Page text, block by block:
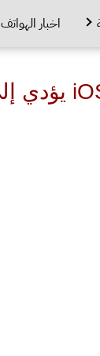
اخبار الهواتف